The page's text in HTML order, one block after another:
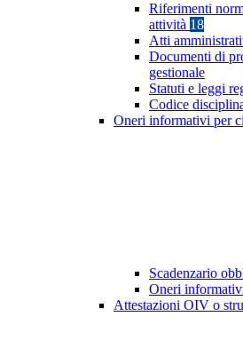
Riferimenti
attività 18
Atti
Documenti di
gestionale
Statuti e leggi
Codice
Oneri informativi per
Scadenzario
Oneri
Attestazioni OIV o